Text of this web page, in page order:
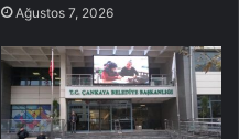
Ağustos 7, 2026